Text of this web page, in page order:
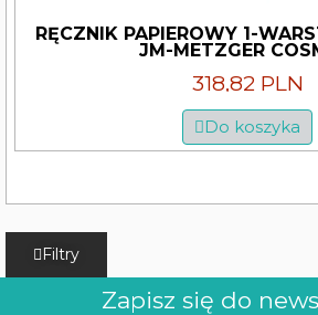
Filtry
RĘCZNIK PAPIEROWY 1-
JM-METZGER
318,82 PLN
Do koszyka
Zapisz się do